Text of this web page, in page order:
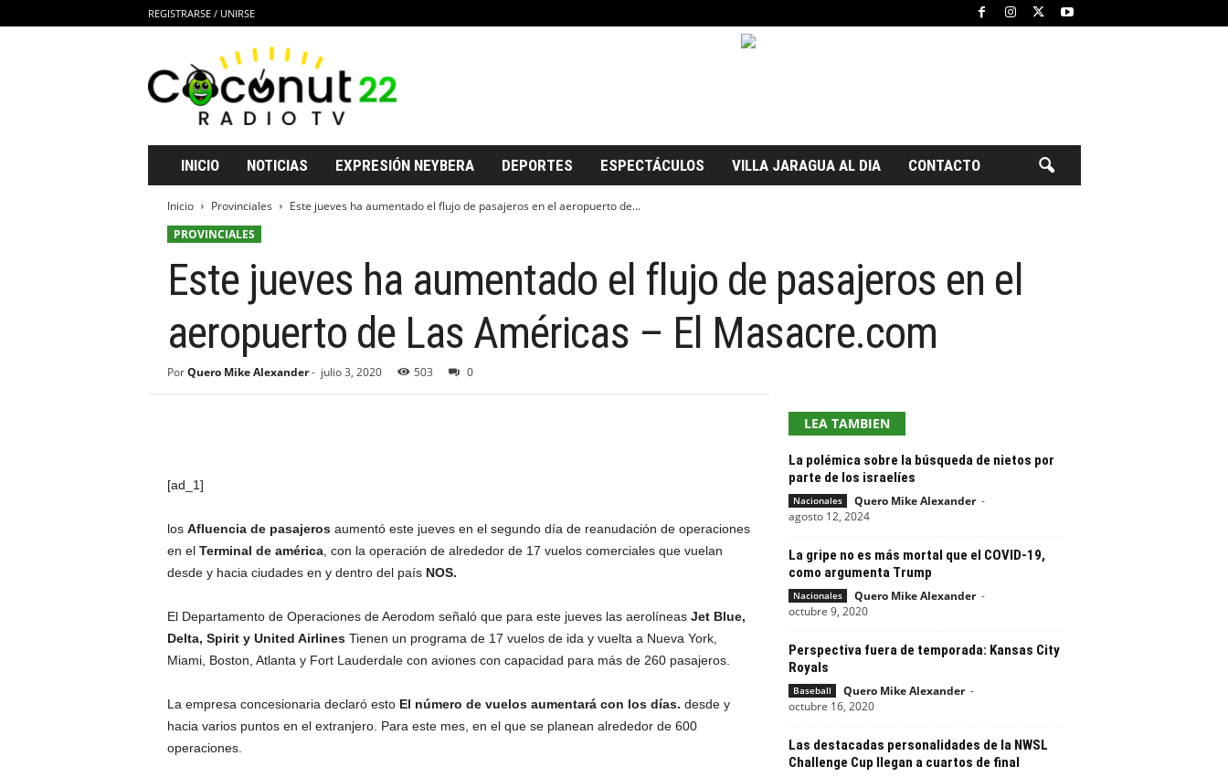
REGISTRARSE / UNIRSE
c
o
INICIO NOTICIAS EXPRESIÓN NEYBERA DEPORTES ESPECTÁCULOS VILLA JARAGUA AL DIA CONTACTO
Inicio Provinciales
Este jueves ha aumentado el flujo de pasajeros en el aeropuerto de...
PROVINCIALES
Este jueves ha aumentado el flujo de pasajeros en el
aeropuerto de Las Américas – El Masacre.com
Por Quero Mike Alexander- julio 3, 2020 503 0
[ad_1]
los Afluencia de pasajerosaumentó este jueves en el segundo día de reanudación de operaciones
en el Terminal de américa, con la operación de alrededor de 17 vuelos comerciales que vuelan
desde y hacia ciudades en y dentro del país NOS.
El Departamento de Operaciones de Aerodom señaló que para este jueves las aerolíneas Jet Blue,
Delta, Spirit y United AirlinesTienen un programa de 17 vuelos de ida y vuelta a Nueva York,
Miami, Boston, Atlanta y Fort Lauderdale con aviones con capacidad para más de 260 pasajeros.
La empresa concesionaria declaró esto El número de vuelos aumentará con los días. desde y
hacia varios puntos en el extranjero. Para este mes, en el que se planean alrededor de 600
operaciones.
LEA TAMBIEN
La polémica sobre la búsqueda de nietos por
parte de los israelíes
Nacionales Quero Mike Alexander -
agosto 12, 2024
La gripe no es más mortal que el COVID-19,
como argumenta Trump
Nacionales Quero Mike Alexander -
octubre 9, 2020
Perspectiva fuera de temporada: Kansas City
Royals
Baseball Quero Mike Alexander -
octubre 16, 2020
Las destacadas personalidades de la NWSL
Challenge Cup llegan a cuartos de final